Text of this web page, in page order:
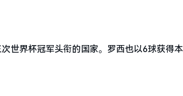
世界杯冠军头衔的国家。罗西也以6球获得